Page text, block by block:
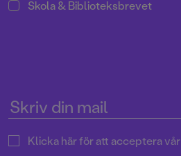
Skola & Biblioteksbrevet
Klicka här för att acceptera vår